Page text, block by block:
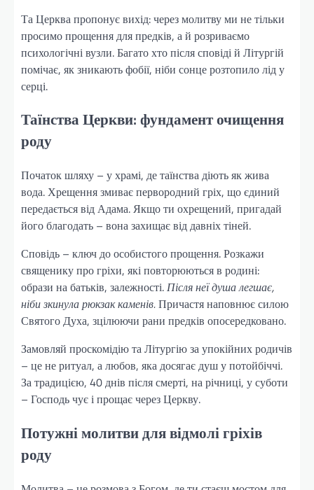
Та Церква пропонує вихід: через молитву ми не тільки
просимо прощення для предків, а й розриваємо
психологічні вузли. Багато хто після сповіді й Літургій
помічає, як зникають фобії, ніби сонце розтопило лід у
серці.
Таїнства Церкви: фундамент очищення
роду
Початок шляху – у храмі, де таїнства діють як жива
вода. Хрещення змиває первородний гріх, що єдиний
передається від Адама. Якщо ти охрещений, пригадай
його благодать – вона захищає від давніх тіней.
Сповідь – ключ до особистого прощення. Розкажи
священику про гріхи, які повторюються в родині:
образи на батьків, залежності.Після неї душа легшає,
ніби зкинула рюкзак каменів.Причастя наповнює силою
Святого Духа, зцілюючи рани предків опосередковано.
Замовляй проскомідію та Літургію за упокійних родичів
– це не ритуал, а любов, яка досягає душ у потойбіччі.
За традицією, 40 днів після смерті, на річниці, у суботи
– Господь чує і прощає через Церкву.
Потужні молитви для відмолі гріхів
роду